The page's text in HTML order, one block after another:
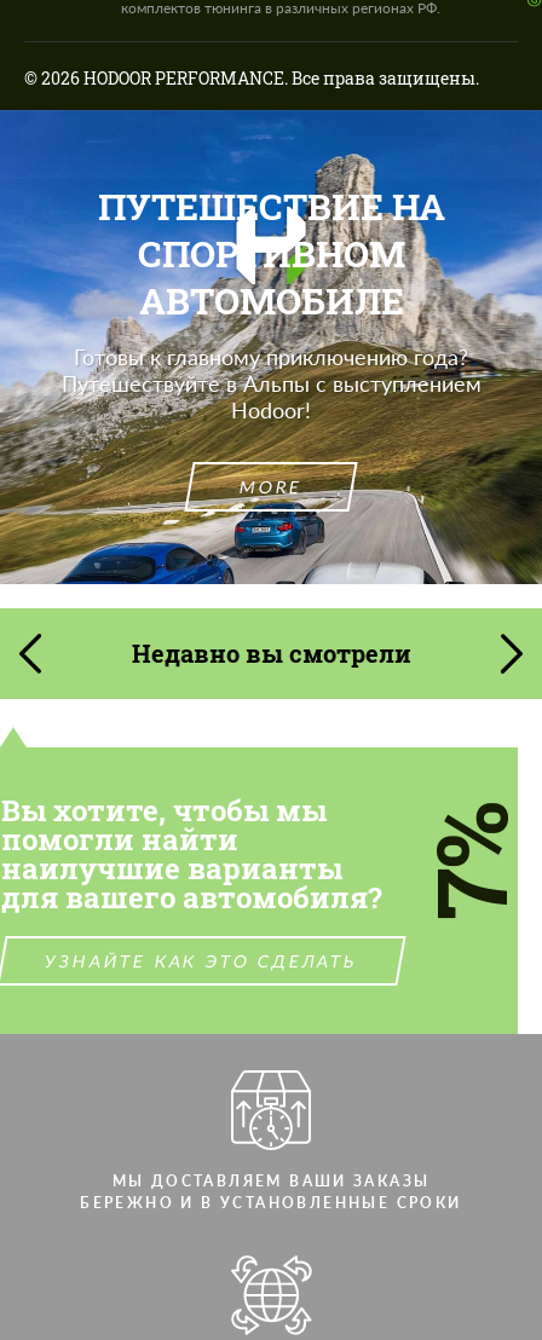
комплектов тюнинга в различных регионах РФ.
© 2026 HODOOR PERFORMANCE. Все права защищены.
ПУТЕШЕСТВИЕ НА
СПОРТИВНОМ
АВТОМОБИЛЕ
Готовы к главному приключению года?
Путешествуйте в Альпы с выступлением
Hodoor!
MORE
Недавно вы смотрели
Вы хотите, чтобы мы
помогли найти
наилучшие варианты
для вашего автомобиля?
УЗНАЙТЕ КАК ЭТО СДЕЛАТЬ
7%
МЫ ДОСТАВЛЯЕМ ВАШИ ЗАКАЗЫ
БЕРЕЖНО И В УСТАНОВЛЕННЫЕ СРОКИ